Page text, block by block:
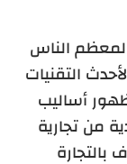
الناس
التقنيات
ظهور أساليب
من تجارية
بالتجارة